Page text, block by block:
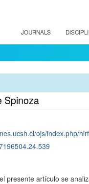
JOURNALS
Spinoza
ojs/index.php/
presente artí­culo se